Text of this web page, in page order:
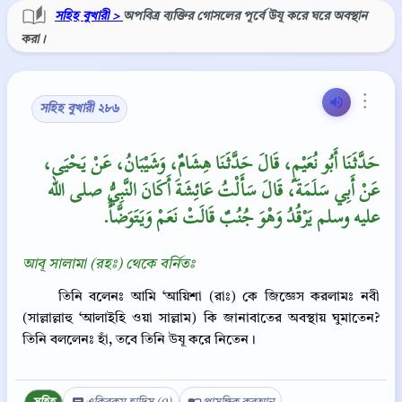
সহিহ বুখারী > অপবিত্র ব্যক্তির গোসলের পূর্বে উযূ করে ঘরে অবস্থান
করা।
⋮
সহিহ বুখারী ২৮৬
حَدَّثَنَا أَبُو نُعَيْمٍ، قَالَ حَدَّثَنَا هِشَامٌ، وَشَيْبَانُ، عَنْ يَحْيَى،
عَنْ أَبِي سَلَمَةَ، قَالَ سَأَلْتُ عَائِشَةَ أَكَانَ النَّبِيُّ صلى الله
عليه وسلم يَرْقُدُ وَهْوَ جُنُبٌ قَالَتْ نَعَمْ وَيَتَوَضَّأُ‏.‏
আবূ সালামা (রহঃ) থেকে বর্নিতঃ
তিনি বলেনঃ আমি ‘আয়িশা (রাঃ) কে জিজ্ঞেস করলামঃ নবী
(সাল্লাল্লাহু ‘আলাইহি ওয়া সাল্লাম) কি জানাবাতের অবস্থায় ঘুমাতেন?
তিনি বললেনঃ হাঁ, তবে তিনি উযূ করে নিতেন।